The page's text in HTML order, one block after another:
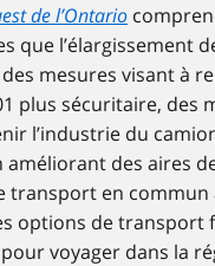
de l’Ontario
que l’élargissement
mesures visant à
plus sécuritaire, des
l’industrie du
des aires
transport en commun
options de transport
voyager dans la